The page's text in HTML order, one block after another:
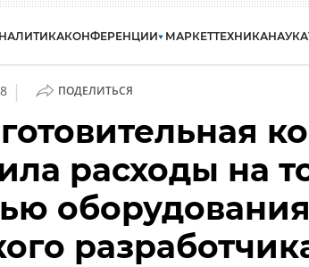
КОНФЕРЕНЦИИ МАРКЕТТЕХНИКАНАУКА
| ПОДЕЛИТЬСЯ
расходы на
оборудования